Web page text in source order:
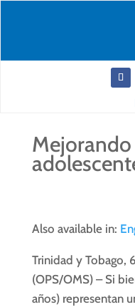
Also available in:
Trinidad y Tobago,
(OPS/OMS) – Si
años) representan